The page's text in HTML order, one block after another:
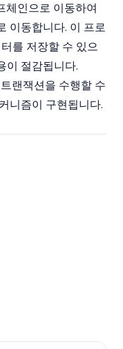
체인으로 이동하여
이동합니다. 이 프로
를 저장할 수 있으
이 절감됩니다.
랜잭션을 수행할 수
니즘이 구현됩니다.